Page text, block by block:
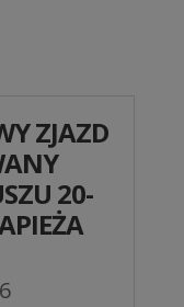
ZJAZD
20-